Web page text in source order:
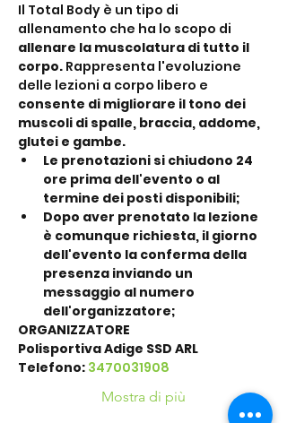
Il Total Body è un tipo di
allenamento che ha lo scopo di
allenare la muscolatura di tutto il
corpo. Rappresenta l'evoluzione
delle lezioni a corpo libero e
consente di migliorare il tono dei
muscoli di spalle, braccia, addome,
glutei e gambe.
Le prenotazioni si chiudono 24
ore prima dell'evento o al
termine dei posti disponibili;
Dopo aver prenotato la lezione
è comunque richiesta, il giorno
dell'evento la conferma della
presenza inviando un
messaggio al numero
dell'organizzatore;
ORGANIZZATORE
Polisportiva Adige SSD ARL
Telefono: 3470031908
Mostra di più